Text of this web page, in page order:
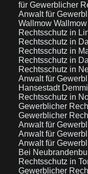
für Gewerblicher
Anwalt für
Wallmow Wallmow
Rechtsschutz in
Rechtsschutz in
Rechtsschutz in
Rechtsschutz in
Rechtsschutz in
Anwalt für
Hansestadt
Rechtsschutz in
Gewerblicher
Gewerblicher
Anwalt für
Anwalt für
Anwalt für
Bei
Rechtsschutz in
Gewerblicher